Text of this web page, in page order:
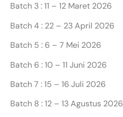
Batch 3 : 11 – 12 Maret 2026
Batch 4 : 22 – 23 April 2026
Batch 5 : 6 – 7 Mei 2026
Batch 6 : 10 – 11 Juni 2026
Batch 7 : 15 – 16 Juli 2026
Batch 8 : 12 – 13 Agustus 2026